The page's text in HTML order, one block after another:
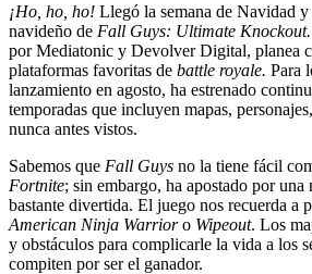
¡Ho, ho, ho! Llegó la semana de Navidad
navideño de Fall Guys: Ultimate Knockout.
por Mediatonic y Devolver Digital, planea
plataformas favoritas de battle royale. Para
lanzamiento en agosto, ha estrenado
temporadas que incluyen mapas, personajes,
nunca antes vistos.
Sabemos que Fall Guys no la tiene fácil
Fortnite; sin embargo, ha apostado por
bastante divertida. El juego nos recuerda a
American Ninja Warrioro Wipeout. Los
y obstáculos para complicarle la vida a los
compiten por ser el ganador.